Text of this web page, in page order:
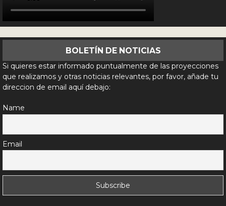
BOLETÍN DE NOTICIAS
Si quieres estar informado puntualmente de las proyecciones
que realizamos y otras noticias relevantes, por favor, añade tu
direccion de email aquí debajo:
Name
Email